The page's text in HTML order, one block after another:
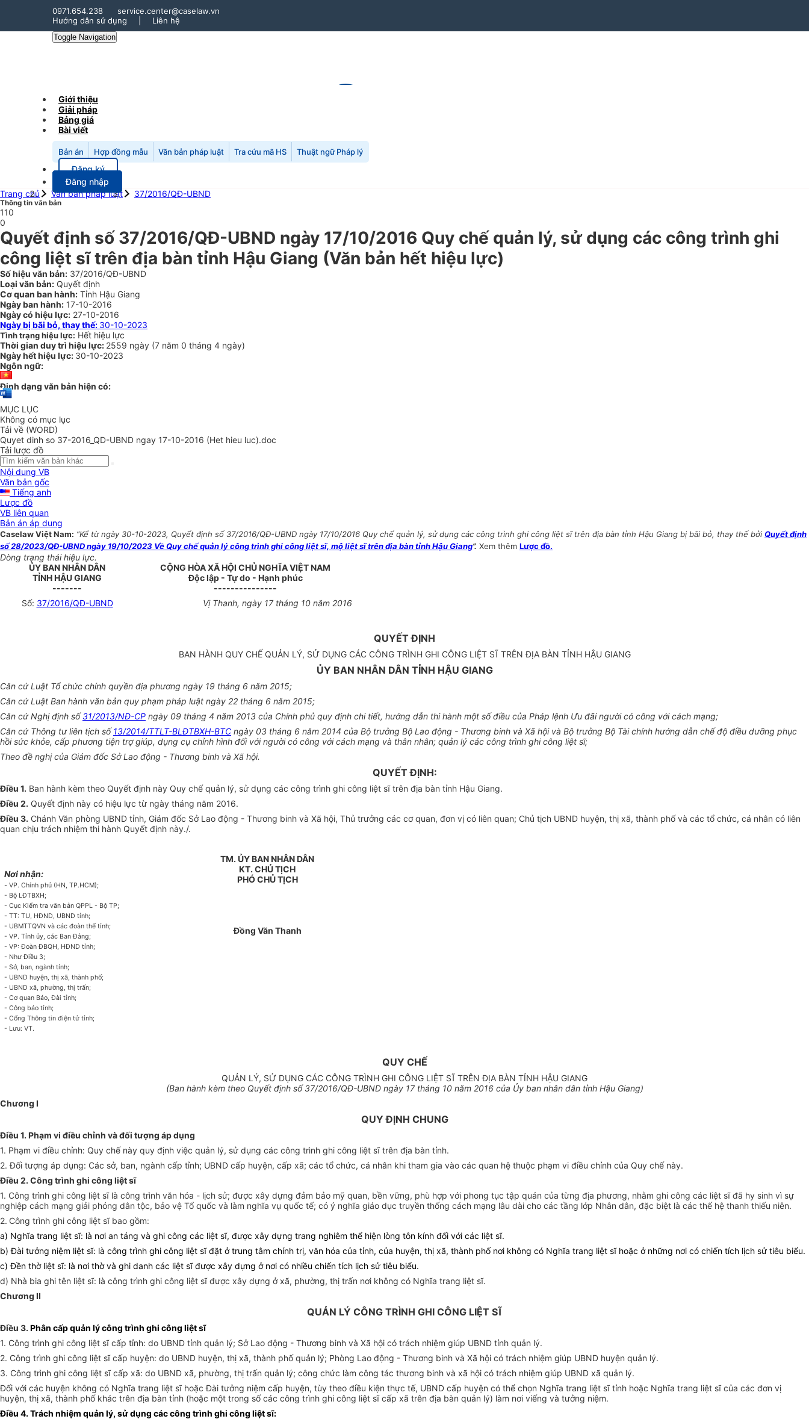
0971.654.238
service.center@caselaw.vn
Hướng dẫn sử dụng
Liên hệ
Toggle Navigation
Giới thiệu
Giải pháp
Bảng giá
Bài viết
Bản án Hợp đồng mẫu Văn bản pháp luật Tra cứu mã HS Thuật ngữ Pháp lý
Đăng ký
Đăng nhập
Trang chủ
Văn bản pháp luật 37/2016/QĐ-UBND
Thông tin văn bản
110
0
Quyết định số 37/2016/QĐ-UBND ngày 17/10/2016 Quy chế quản lý, sử dụng các công trình ghi
công liệt sĩ trên địa bàn tỉnh Hậu Giang (Văn bản hết hiệu lực)
Số hiệu văn bản: 37/2016/QĐ-UBND
Loại văn bản: Quyết định
Cơ quan ban hành: Tỉnh Hậu Giang
Ngày ban hành: 17-10-2016
Ngày có hiệu lực: 27-10-2016
Ngày bị bãi bỏ, thay thế: 30-10-2023
Tình trạng hiệu lực: Hết hiệu lực
Thời gian duy trì hiệu lực: 2559 ngày (7 năm 0 tháng 4 ngày)
Ngày hết hiệu lực: 30-10-2023
Ngôn ngữ:
Định dạng văn bản hiện có:
MỤC LỤC
Không có mục lục
Tải về (WORD)
Quyet dinh so 37-2016_QD-UBND ngay 17-10-2016 (Het hieu luc).doc
Tải lược đồ
Nội dung VB
Văn bản gốc
Tiếng anh
Lược đồ
VB liên quan
Bản án áp dụng
Caselaw Việt Nam: “Kể từ ngày 30-10-2023, Quyết định số 37/2016/QĐ-UBND ngày 17/10/2016 Quy chế quản lý, sử dụng các công trình ghi công liệt sĩ trên địa bàn tỉnh Hậu Giang bị bãi bỏ, thay thế bởi Quyết định
số 28/2023/QĐ-UBND ngày 19/10/2023 Về Quy chế quản lý công trình ghi công liệt sĩ, mộ liệt sĩ trên địa bàn tỉnh Hậu Giang”. Xem thêm Lược đồ.
Dòng trạng thái hiệu lực.
ỦY BAN NHÂN DÂN
TỈNH HẬU GIANG
-------
CỘNG HÒA XÃ HỘI CHỦ NGHĨA VIỆT NAM
Độc lập - Tự do - Hạnh phúc
---------------
Số: 37/2016/QĐ-UBND Vị Thanh, ngày 17 tháng 10 năm 2016
QUYẾT ĐỊNH
BAN HÀNH QUY CHẾ QUẢN LÝ, SỬ DỤNG CÁC CÔNG TRÌNH GHI CÔNG LIỆT SĨ TRÊN ĐỊA BÀN TỈNH HẬU GIANG
ỦY BAN NHÂN DÂN TỈNH HẬU GIANG
Căn cứ Luật Tổ chức chính quyền địa phương ngày 19 tháng 6 năm 2015;
Căn cứ Luật Ban hành văn bản quy phạm pháp luật ngày 22 tháng 6 năm 2015;
Căn cứ Nghị định số31/2013/NĐ-CP ngày 09 tháng 4 năm 2013 của Chính phủ quy định chi tiết, hướng dẫn thi hành một số điều của Pháp lệnh Ưu đãi người có công với cách mạng;
Căn cứ Thông tư liên tịch số13/2014/TTLT-BLĐTBXH-BTC ngày 03 tháng 6 năm 2014 của Bộ trưởng Bộ Lao động - Thương binh và Xã hội và Bộ trưởng Bộ Tài chính hướng dẫn chế độ điều dưỡng phục
hồi sức khỏe, cấp phương tiện trợ giúp, dụng cụ chỉnh hình đối với người có công với cách mạng và thân nhân; quản lý các công trình ghi công liệt sĩ;
Theo đề nghị của Giám đốc Sở Lao động - Thương binh và Xã hội.
QUYẾT ĐỊNH:
Điều 1. Ban hành kèm theo Quyết định này Quy chế quản lý, sử dụng các công trình ghi công liệt sĩ trên địa bàn tỉnh Hậu Giang.
Điều 2. Quyết định này có hiệu lực từ ngày tháng năm 2016.
Điều 3. Chánh Văn phòng UBND tỉnh, Giám đốc Sở Lao động - Thương binh và Xã hội, Thủ trưởng các cơ quan, đơn vị có liên quan; Chủ tịch UBND huyện, thị xã, thành phố và các tổ chức, cá nhân có liên
quan chịu trách nhiệm thi hành Quyết định này./.
Nơi nhận:
-VP. Chính phủ (HN, TP.HCM);
- Bộ LĐTBXH;
- Cục Kiểm tra văn bản QPPL - Bộ TP;
- TT: TU, HĐND, UBND tỉnh;
- UBMTTQVN và các đoàn thể tỉnh;
- VP. Tỉnh ủy, các Ban Đảng;
- VP: Đoàn ĐBQH, HĐND tỉnh;
- Như Điều 3;
- Sở, ban, ngành tỉnh;
- UBND huyện, thị xã, thành phố;
- UBND xã, phường, thị trấn;
- Cơ quan Báo, Đài tỉnh;
- Công báo tỉnh;
- Cổng Thông tin điện tử tỉnh;
- Lưu: VT.
TM. ỦY BAN NHÂN DÂN
KT. CHỦ TỊCH
PHÓ CHỦ TỊCH
Đồng Văn Thanh
QUY CHẾ
QUẢN LÝ, SỬ DỤNG CÁC CÔNG TRÌNH GHI CÔNG LIỆT SĨ TRÊN ĐỊA BÀN TỈNH HẬU GIANG
(Ban hành kèm theo Quyết định số37/2016/QĐ-UBND ngày 17tháng 10 năm 2016 của Ủy ban nhân dân tỉnh Hậu Giang)
Chương I
QUY ĐỊNH CHUNG
Điều 1. Phạm vi điều chỉnh và đối tượng áp dụng
1. Phạm vi điều chỉnh: Quy chế này quy định việc quản lý, sử dụng các công trình ghi công liệt sĩ trên địa bàn tỉnh.
2. Đối tượng áp dụng: Các sở, ban, ngành cấp tỉnh; UBND cấp huyện, cấp xã; các tổ chức, cá nhân khi tham gia vào các quan hệ thuộc phạm vi điều chỉnh của Quy chế này.
Điều 2. Công trình ghi công liệt sĩ
1. Công trình ghi công liệt sĩ là công trình văn hóa - lịch sử; được xây dựng đảm bảo mỹ quan, bền vững, phù hợp với phong tục tập quán của từng địa phương, nhằm ghi công các liệt sĩ đã hy sinh vì sự
nghiệp cách mạng giải phóng dân tộc, bảo vệ Tổ quốc và làm nghĩa vụ quốc tế; có ý nghĩa giáo dục truyền thống cách mạng lâu dài cho các tầng lớp Nhân dân, đặc biệt là các thế hệ thanh thiếu niên.
2. Công trình ghi công liệt sĩ bao gồm:
a) Nghĩa trang liệt sĩ: là nơi an táng và ghi công các liệt sĩ, được xây dựng trang nghiêm thể hiện lòng tôn kính đối với các liệt sĩ.
b) Đài tưởng niệm liệt sĩ: là công trình ghi công liệt sĩ đặt ở trung tâm chính trị, văn hóa của tỉnh, của huyện, thị xã, thành phố nơi không có Nghĩa trang liệt sĩ hoặc ở những nơi có chiến tích lịch sử tiêu biểu.
c) Đền thờ liệt sĩ: là nơi thờ và ghi danh các liệt sĩ được xây dựng ở nơi có nhiều chiến tích lịch sử tiêu biểu.
d) Nhà bia ghi tên liệt sĩ: là công trình ghi công liệt sĩ được xây dựng ở xã, phường, thị trấn nơi không có Nghĩa trang liệt sĩ.
Chương II
QUẢN LÝ CÔNG TRÌNH GHI CÔNG LIỆT SĨ
Điều 3. Phân cấp quản lý công trình ghi công liệt sĩ
1. Công trình ghi công liệt sĩ cấp tỉnh: do UBND tỉnh quản lý; Sở Lao động - Thương binh và Xã hội có trách nhiệm giúp UBND tỉnh quản lý.
2. Công trình ghi công liệt sĩ cấp huyện: do UBND huyện, thị xã, thành phố quản lý; Phòng Lao động - Thương binh và Xã hội có trách nhiệm giúp UBND huyện quản lý.
3. Công trình ghi công liệt sĩ cấp xã: do UBND xã, phường, thị trấn quản lý; công chức làm công tác thương binh và xã hội có trách nhiệm giúp UBND xã quản lý.
Đối với các huyện không có Nghĩa trang liệt sĩ hoặc Đài tưởng niệm cấp huyện, tùy theo điều kiện thực tế, UBND cấp huyện có thể chọn Nghĩa trang liệt sĩ tỉnh hoặc Nghĩa trang liệt sĩ của các đơn vị
huyện, thị xã, thành phố khác trên địa bàn tỉnh (hoặc một trong số các công trình ghi công liệt sĩ cấp xã trên địa bàn quản lý) làm nơi viếng và tưởng niệm.
Điều 4. Trách nhiệm quản lý, sử dụng các công trình ghi công liệt sĩ: